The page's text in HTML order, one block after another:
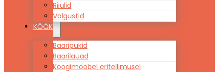
Riiulid
Valgustid
KÖÖK
Baaripukid
Baarilauad
Köögimööbel eritellimusel